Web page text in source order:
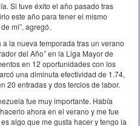
Si tuve éxito el año pasado tras
este año para tener el mismo
mi”, agregó.
la nueva temporada tras un verano
del Año” en la Liga Mayor de
en 12 oportunidades con los
una diminuta efectividad de 1.74,
20 entradas y dos tercios de labor.
fue muy importante. Había
ahora en el verano y me fue
algo que me gusta hacer y tengo la